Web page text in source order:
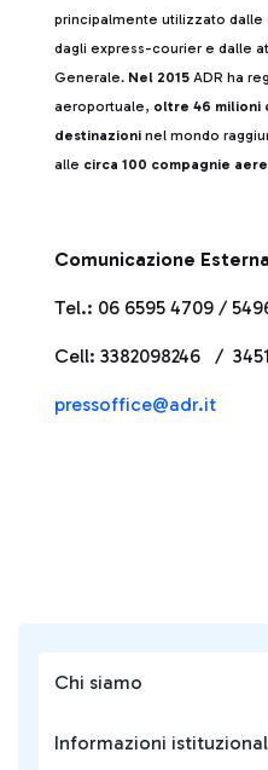
Chi siamo
Informazioni
principalmente utilizzato
dagli express-courier e dalle
Generale. Nel 2015 ADR ha
aeroportuale, oltre 46 milioni
destinazioni nel mondo
alle circa 100 compagnie
Comunicazione Esterna
Tel.: 06 6595 4709 /
Cell: 3382098246 /
pressoffice@adr.it